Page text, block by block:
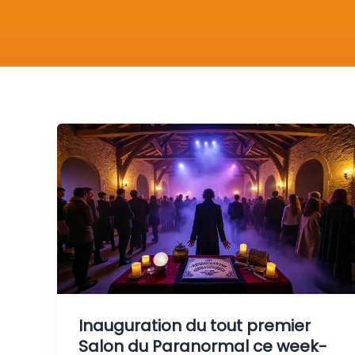
Inauguration du tout premier
Salon du Paranormal ce week-